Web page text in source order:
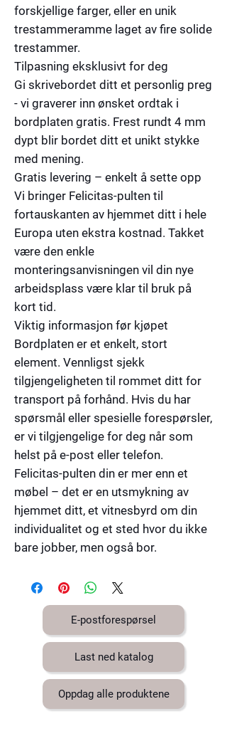
forskjellige farger, eller en unik
trestammeramme laget av fire solide
trestammer.
Tilpasning eksklusivt for deg
Gi skrivebordet ditt et personlig preg
- vi graverer inn ønsket ordtak i
bordplaten gratis. Frest rundt 4 mm
dypt blir bordet ditt et unikt stykke
med mening.
Gratis levering – enkelt å sette opp
Vi bringer Felicitas-pulten til
fortauskanten av hjemmet ditt i hele
Europa uten ekstra kostnad. Takket
være den enkle
monteringsanvisningen vil din nye
arbeidsplass være klar til bruk på
kort tid.
Viktig informasjon før kjøpet
Bordplaten er et enkelt, stort
element. Vennligst sjekk
tilgjengeligheten til rommet ditt for
transport på forhånd. Hvis du har
spørsmål eller spesielle forespørsler,
er vi tilgjengelige for deg når som
helst på e-post eller telefon.
Felicitas-pulten din er mer enn et
møbel – det er en utsmykning av
hjemmet ditt, et vitnesbyrd om din
individualitet og et sted hvor du ikke
bare jobber, men også bor.
E-postforespørsel
Last ned katalog
Oppdag alle produktene